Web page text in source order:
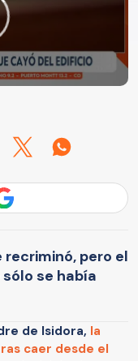
recriminó, pero el
se había
de Isidora, la
caer desde el